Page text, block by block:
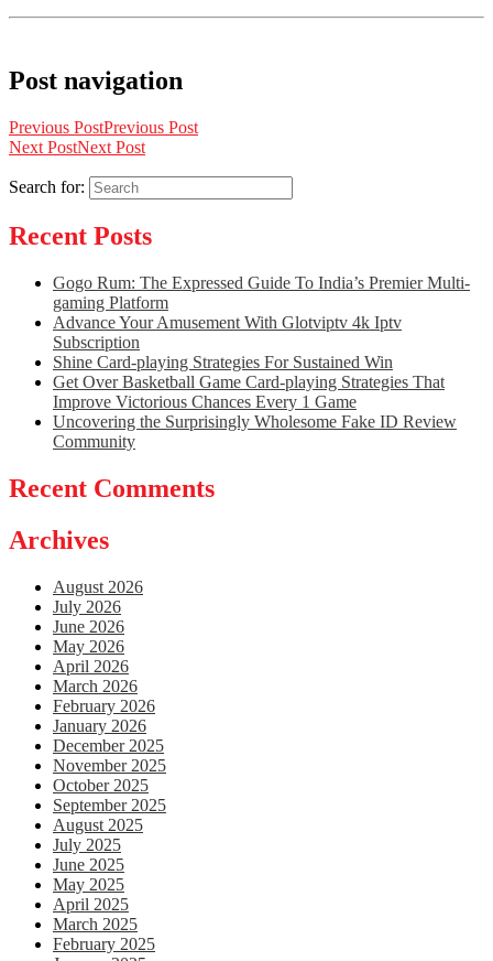
Post navigation
Previous PostPrevious Post
Next PostNext Post
Search for:
Recent Posts
Gogo Rum: The Expressed Guide To India’s Premier Multi-
gaming Platform
Advance Your Amusement With Glotviptv 4k Iptv
Subscription
Shine Card-playing Strategies For Sustained Win
Get Over Basketball Game Card-playing Strategies That
Improve Victorious Chances Every 1 Game
Uncovering the Surprisingly Wholesome Fake ID Review
Community
Recent Comments
Archives
August 2026
July 2026
June 2026
May 2026
April 2026
March 2026
February 2026
January 2026
December 2025
November 2025
October 2025
September 2025
August 2025
July 2025
June 2025
May 2025
April 2025
March 2025
February 2025